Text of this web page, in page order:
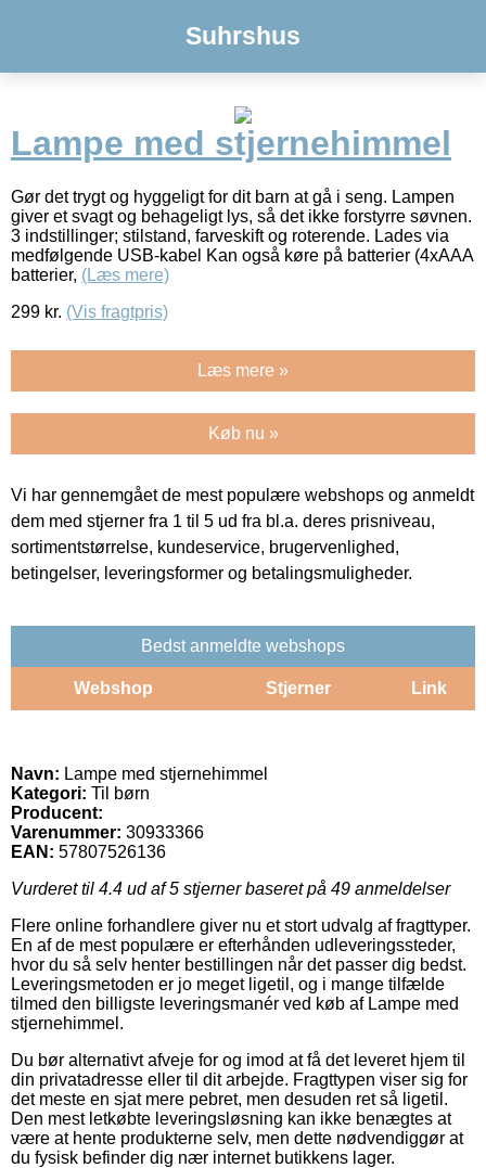
Suhrshus
Lampe med stjernehimmel
Gør det trygt og hyggeligt for dit barn at gå i seng. Lampen
giver et svagt og behageligt lys, så det ikke forstyrre søvnen.
3 indstillinger; stilstand, farveskift og roterende. Lades via
medfølgende USB-kabel Kan også køre på batterier (4xAAA
batterier, (Læs mere)
299 kr. (Vis fragtpris)
Læs mere »
Køb nu »
Vi har gennemgået de mest populære webshops og anmeldt
dem med stjerner fra 1 til 5 ud fra bl.a. deres prisniveau,
sortimentstørrelse, kundeservice, brugervenlighed,
betingelser, leveringsformer og betalingsmuligheder.
Bedst anmeldte webshops
Webshop Stjerner Link
Navn: Lampe med stjernehimmel
Kategori: Til børn
Producent:
Varenummer: 30933366
EAN: 57807526136
Vurderet til 4.4 ud af 5 stjerner baseret på 49 anmeldelser
Flere online forhandlere giver nu et stort udvalg af fragttyper.
En af de mest populære er efterhånden udleveringssteder,
hvor du så selv henter bestillingen når det passer dig bedst.
Leveringsmetoden er jo meget ligetil, og i mange tilfælde
tilmed den billigste leveringsmanér ved køb af Lampe med
stjernehimmel.
Du bør alternativt afveje for og imod at få det leveret hjem til
din privatadresse eller til dit arbejde. Fragttypen viser sig for
det meste en sjat mere pebret, men desuden ret så ligetil.
Den mest letkøbte leveringsløsning kan ikke benægtes at
være at hente produkterne selv, men dette nødvendiggør at
du fysisk befinder dig nær internet butikkens lager.